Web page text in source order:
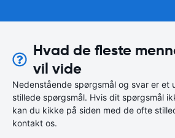
Hvad de fleste
vil vide
Nedenstående spørgsmål og svar er et
stillede spørgsmål. Hvis dit spørgsmål
kan du kikke på siden med de ofte
kontakt os.